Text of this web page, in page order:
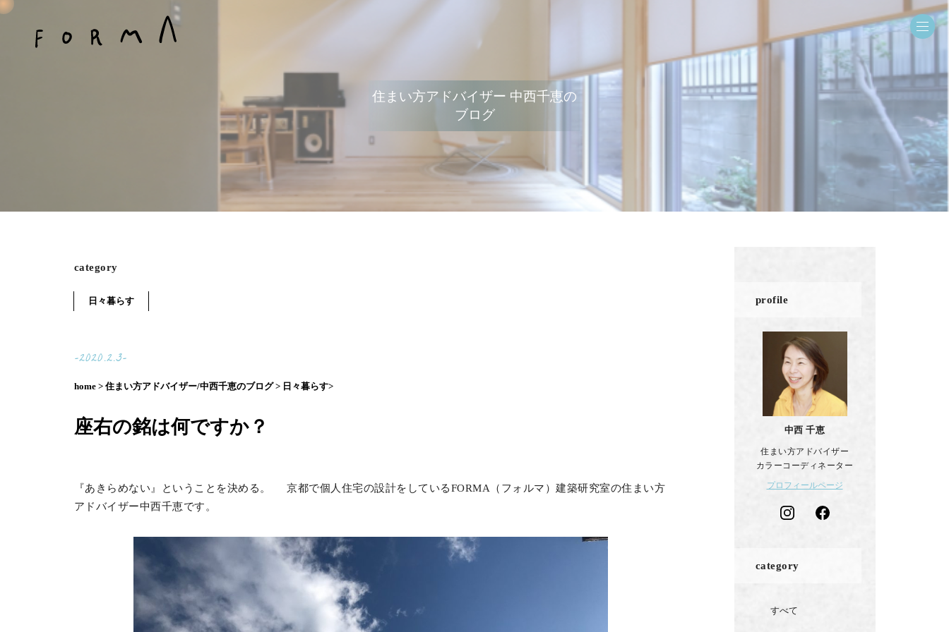
住まい方アドバイザー 中西千恵の
ブログ
category
日々暮らす
-2020.2.3-
home > 住まい方アドバイザー/中西千恵のブログ > 日々暮らす>
座右の銘は何ですか？
『あきらめない』ということを決める。 京都で個人住宅の設計をしているFORMA（フォルマ）建築研究室の住まい方
アドバイザー中西千恵です。
profile
中西 千恵
住まい方アドバイザー
カラーコーディネーター
プロフィールページ
category
すべて